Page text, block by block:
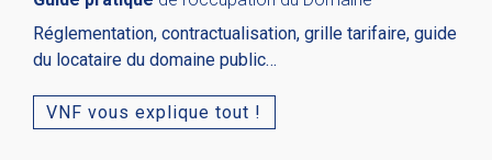
Réglementation, contractualisation, grille tarifaire, guide
du locataire du domaine public…
VNF vous explique tout !